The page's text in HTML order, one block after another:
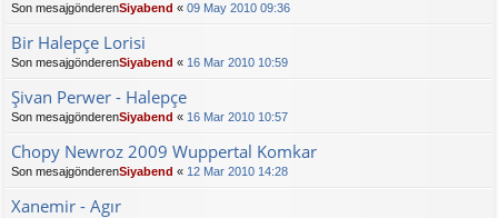
Son mesajgönderenSiyabend « 09 May 2010 09:36
Bir Halepçe Lorisi
Son mesajgönderenSiyabend « 16 Mar 2010 10:59
Şivan Perwer - Halepçe
Son mesajgönderenSiyabend « 16 Mar 2010 10:57
Chopy Newroz 2009 Wuppertal Komkar
Son mesajgönderenSiyabend « 12 Mar 2010 14:28
Xanemir - Agır